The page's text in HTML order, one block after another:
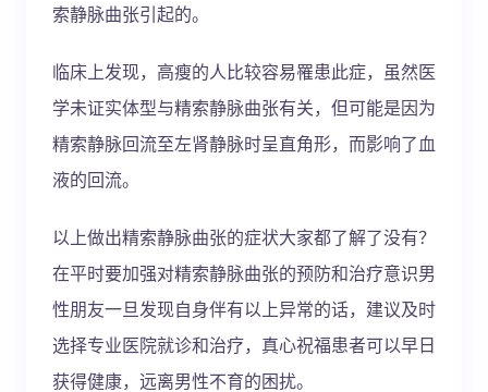
索静脉曲张引起的。
临床上发现，高瘦的人比较容易罹患此症，虽然医
学未证实体型与精索静脉曲张有关，但可能是因为
精索静脉回流至左肾静脉时呈直角形，而影响了血
液的回流。
以上做出精索静脉曲张的症状大家都了解了没有？
在平时要加强对精索静脉曲张的预防和治疗意识男
性朋友一旦发现自身伴有以上异常的话，建议及时
选择专业医院就诊和治疗，真心祝福患者可以早日
获得健康，远离男性不育的困扰。